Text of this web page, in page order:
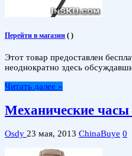
Перейти в магазин ( )
Этот товар предоставлен
неоднократно здесь
Читать далее »
Механические
Osdy 23 мая, 2013 ChinaBuye 0